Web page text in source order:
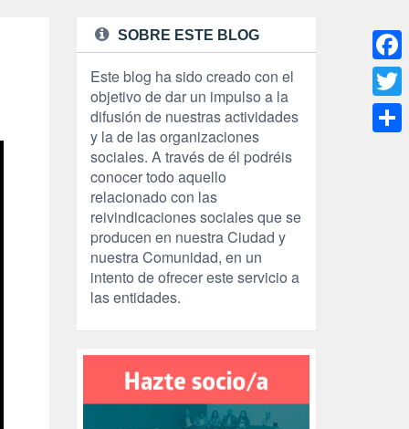
SOBRE ESTE BLOG
Este blog ha sido creado con el
objetivo de dar un impulso a la
difusión de nuestras actividades
y la de las organizaciones
sociales. A través de él podréis
conocer todo aquello
relacionado con las
reivindicaciones sociales que se
producen en nuestra Ciudad y
nuestra Comunidad, en un
intento de ofrecer este servicio a
las entidades.